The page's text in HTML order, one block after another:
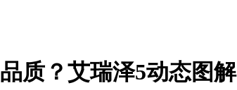
质？艾瑞泽5动态图解